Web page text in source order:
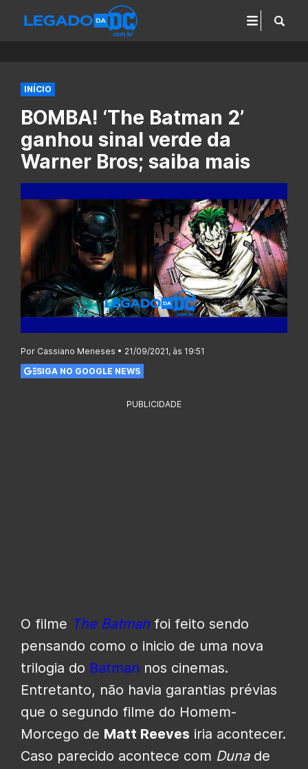
INÍCIO
BOMBA! ‘The Batman 2’
ganhou sinal verde da
Warner Bros; saiba mais
Por Cassiano Meneses • 21/09/2021, às 19:51
SIGA NO GOOGLE NEWS
PUBLICIDADE
O filme The Batman foi feito sendo
pensando como o inicio de uma nova
trilogia do Batman nos cinemas.
Entretanto, não havia garantias prévias
que o segundo filme do Homem-
Morcego de Matt Reeves iria acontecer.
Caso parecido acontece com Dunade